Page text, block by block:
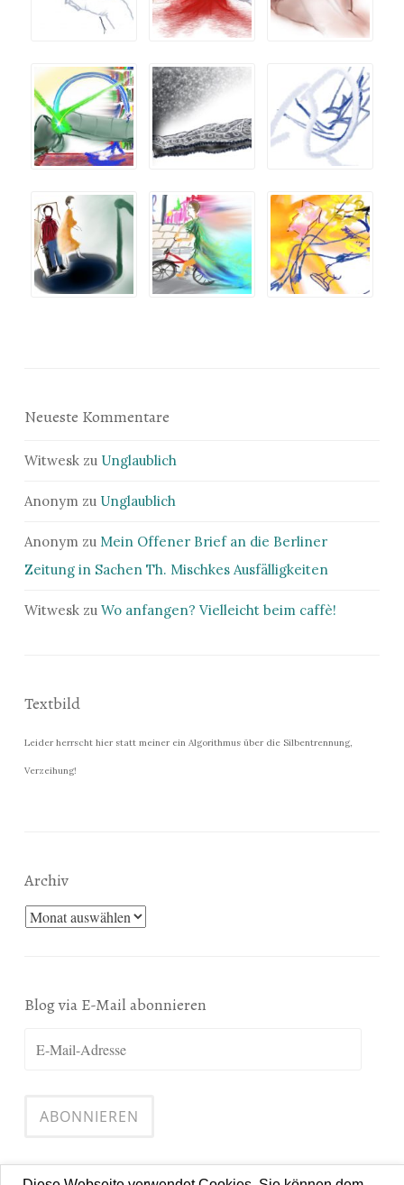
Neueste Kommentare
Witwesk zu Unglaublich
Anonym zu Unglaublich
Anonym zu Mein Offener Brief an die Berliner
Zeitung in Sachen Th. Mischkes Ausfälligkeiten
Witwesk zu Wo anfangen? Vielleicht beim caffè!
Textbild
Leider herrscht hier statt meiner ein Algorithmus über die Silbentrennung,
Verzeihung!
Archiv
Archiv
Blog via E-Mail abonnieren
E-
ABONNIEREN